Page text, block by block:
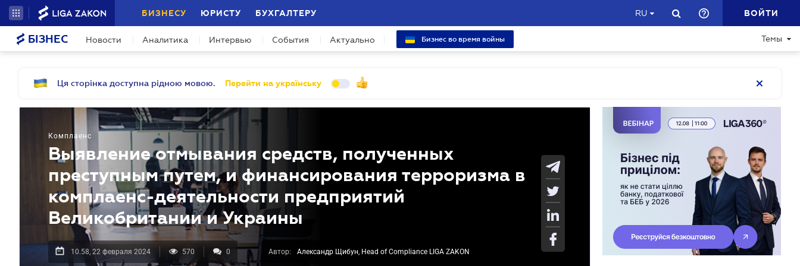
БИЗНЕСУ ЮРИСТУ БУХГАЛТЕРУ RU ВОЙТИ
БІЗНЕС Новости Аналитика Интервью События Актуально Бизнес во время войны Темы
Ця сторінка доступна рідною мовою. Перейти на українську
Комплаенс
Выявление отмывания средств, полученных
преступным путем, и финансирования терроризма в
комплаенс-деятельности предприятий
Великобритании и Украины
10.58, 22 февраля 2024 570 0 Автор: Александр Щибун, Head of Compliance LIGA ZAKON